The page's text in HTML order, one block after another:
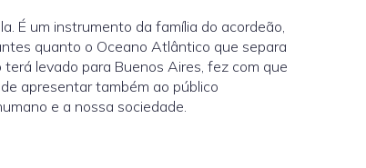
É um instrumento da família do acordeão,
quanto o Oceano Atlântico que separa
levado para Buenos Aires, fez com que
apresentar também ao público
e a nossa sociedade.